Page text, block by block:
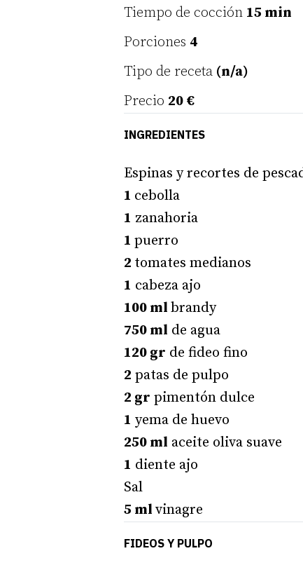
Tiempo de cocción 15 min
Porciones 4
Tipo de receta (n/a)
Precio 20 €
INGREDIENTES
Espinas y recortes de
1 cebolla
1 zanahoria
1 puerro
2 tomates medianos
1 cabeza ajo
100 ml brandy
750 ml de agua
120 gr de fideo fino
2 patas de pulpo
2 gr pimentón dulce
1 yema de huevo
250 ml aceite oliva suave
1 diente ajo
Sal
5 ml vinagre
FIDEOS Y PULPO